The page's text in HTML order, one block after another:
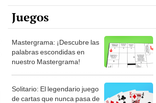
Juegos
Mastergrama: ¡Descubre las
palabras escondidas en
nuestro Mastergrama!
Solitario: El legendario juego
de cartas que nunca pasa de